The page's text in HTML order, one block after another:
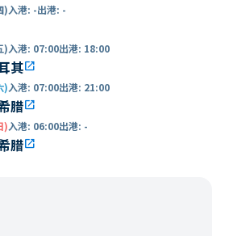
)入港: -出港: -
)入港: 07:00出港: 18:00
其open_in_new
)入港: 07:00出港: 21:00
腊open_in_new
)入港: 06:00出港: -
腊open_in_new